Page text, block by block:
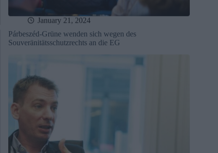
January 21, 2024
Párbeszéd-Grüne wenden sich wegen des
Souveränitätsschutzrechts an die EG